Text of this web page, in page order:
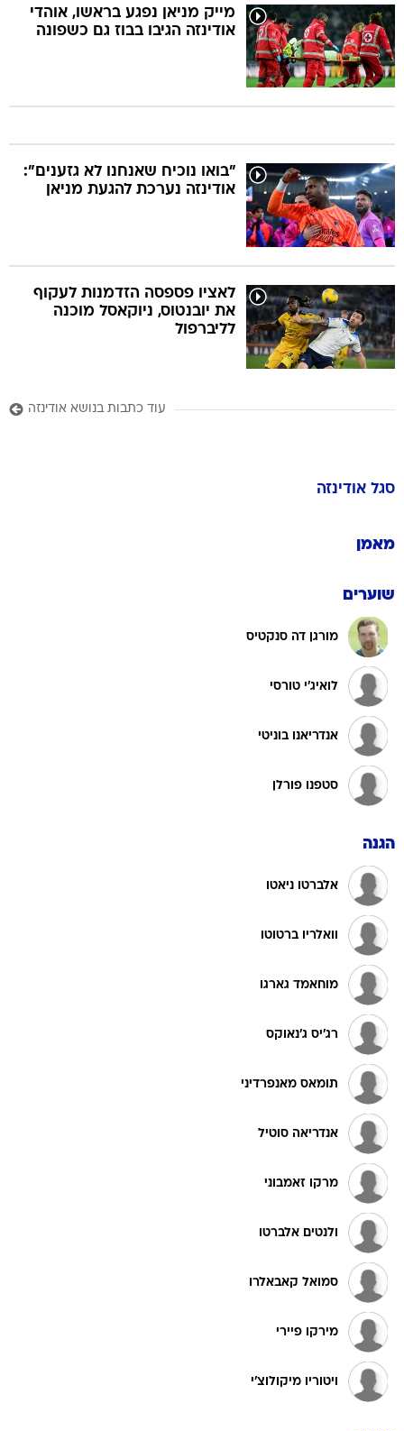
מייק מניאן נפגע בראשו, אוהדי
אודינזה הגיבו בבוז גם כשפונה
"בואו נוכיח שאנחנו לא גזענים":
אודינזה נערכת להגעת מניאן
לאציו פספסה הזדמנות לעקוף
את יובנטוס, ניוקאסל מוכנה
לליברפול
עוד כתבות בנושא אודינזה
סגל אודינזה
מאמן
שוערים
מורגן דה סנקטיס
לואיג'י טורסי
אנדריאנו בוניטי
סטפנו פורלן
הגנה
אלברטו ניאטו
וואלריו ברטוטו
מוחאמד גארגו
רג'יס ג'נאוקס
תומאס מאנפרדיני
אנדריאה סוטיל
מרקו זאמבוני
ולנטים אלברטו
סמואל קאבאלרו
מירקו פיירי
ויטוריו מיקולוצ'י